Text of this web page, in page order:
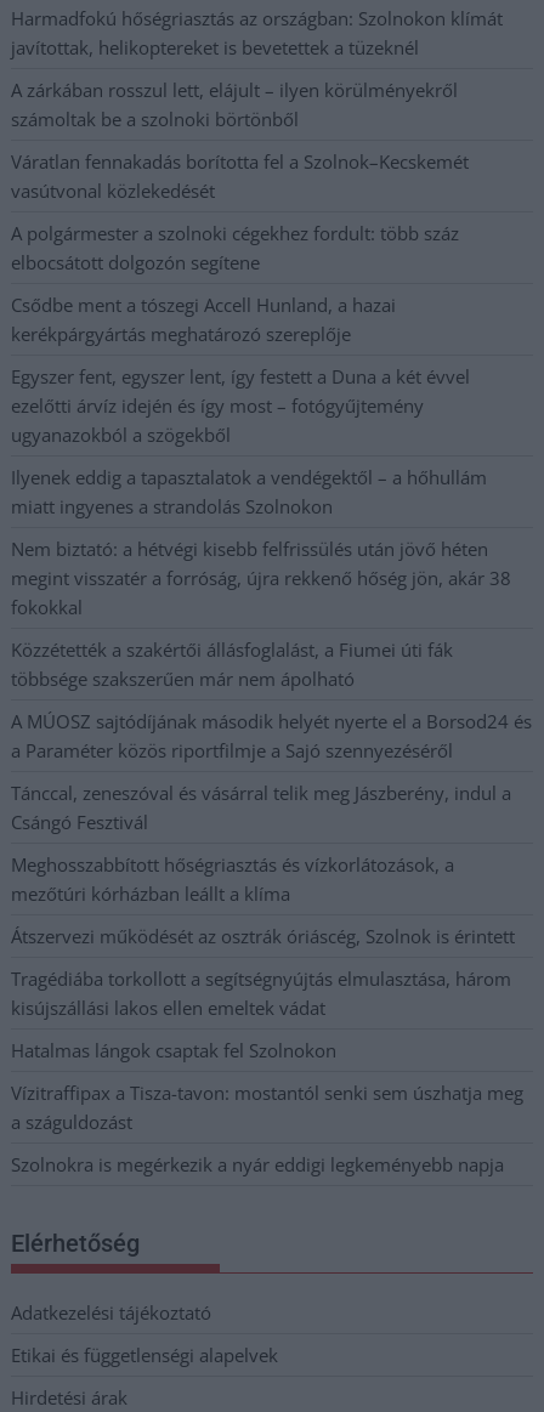
Harmadfokú hőségriasztás az országban: Szolnokon klímát
javítottak, helikoptereket is bevetettek a tüzeknél
A zárkában rosszul lett, elájult – ilyen körülményekről
számoltak be a szolnoki börtönből
Váratlan fennakadás borította fel a Szolnok–Kecskemét
vasútvonal közlekedését
A polgármester a szolnoki cégekhez fordult: több száz
elbocsátott dolgozón segítene
Csődbe ment a tószegi Accell Hunland, a hazai
kerékpárgyártás meghatározó szereplője
Egyszer fent, egyszer lent, így festett a Duna a két évvel
ezelőtti árvíz idején és így most – fotógyűjtemény
ugyanazokból a szögekből
Ilyenek eddig a tapasztalatok a vendégektől – a hőhullám
miatt ingyenes a strandolás Szolnokon
Nem biztató: a hétvégi kisebb felfrissülés után jövő héten
megint visszatér a forróság, újra rekkenő hőség jön, akár 38
fokokkal
Közzétették a szakértői állásfoglalást, a Fiumei úti fák
többsége szakszerűen már nem ápolható
A MÚOSZ sajtódíjának második helyét nyerte el a Borsod24 és
a Paraméter közös riportfilmje a Sajó szennyezéséről
Tánccal, zeneszóval és vásárral telik meg Jászberény, indul a
Csángó Fesztivál
Meghosszabbított hőségriasztás és vízkorlátozások, a
mezőtúri kórházban leállt a klíma
Átszervezi működését az osztrák óriáscég, Szolnok is érintett
Tragédiába torkollott a segítségnyújtás elmulasztása, három
kisújszállási lakos ellen emeltek vádat
Hatalmas lángok csaptak fel Szolnokon
Vízitraffipax a Tisza-tavon: mostantól senki sem úszhatja meg
a száguldozást
Szolnokra is megérkezik a nyár eddigi legkeményebb napja
Elérhetőség
Adatkezelési tájékoztató
Etikai és függetlenségi alapelvek
Hirdetési árak